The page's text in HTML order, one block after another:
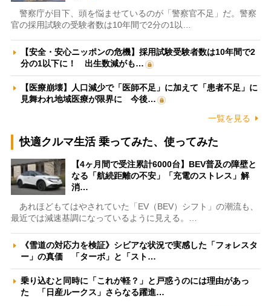
警察庁が目下、頭を悩ませているのが「警察官不足」だ。警察
官の採用試験の受験者数は10年間で2分の1以…
【安全・安心ニッポンの危機】採用試験受験者数は10年間で2
分の1以下に！ 出生数減がも…
【医療崩壊】人口減少で「医師不足」に加えて「患者不足」に
見舞われ地域医療が限界に 今後…
一覧を見る
快適クルマ生活 乗ってみた、使ってみた
【4ヶ月間で受注累計6000台】BEV普及の障壁と
なる「航続距離の不安」「充電のストレス」解
消…
あれほどもてはやされていた「EV（BEV）シフト」の潮流も、
最近では減速基調になっているように見える。…
《雪道の対応力を検証》シビアな状況で実感した「フォレスタ
ー」の真価 「ターボ」と「スト…
乗り込むと同時に「これが軽？」と戸惑うのには理由があっ
た 「日産ルークス」さらなる躍進…